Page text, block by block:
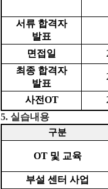
서류 합격자
발표
면접일
최종 합격자
발표
사전OT
5. 실습내용
구분
OT 및 교육
부설 센터 사업